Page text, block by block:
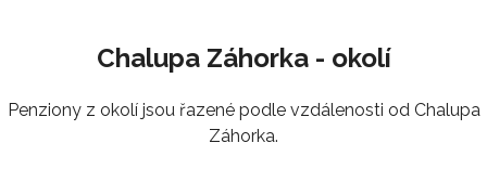
Chalupa Záhorka - okolí
Penziony z okolí jsou řazené podle vzdálenosti od Chalupa
Záhorka.